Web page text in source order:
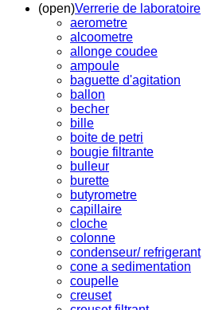
(open)Verrerie de laboratoire
aerometre
alcoometre
allonge coudee
ampoule
baguette d'agitation
ballon
becher
bille
boite de petri
bougie filtrante
bulleur
burette
butyrometre
capillaire
cloche
colonne
condenseur/ refrigerant
cone a sedimentation
coupelle
creuset